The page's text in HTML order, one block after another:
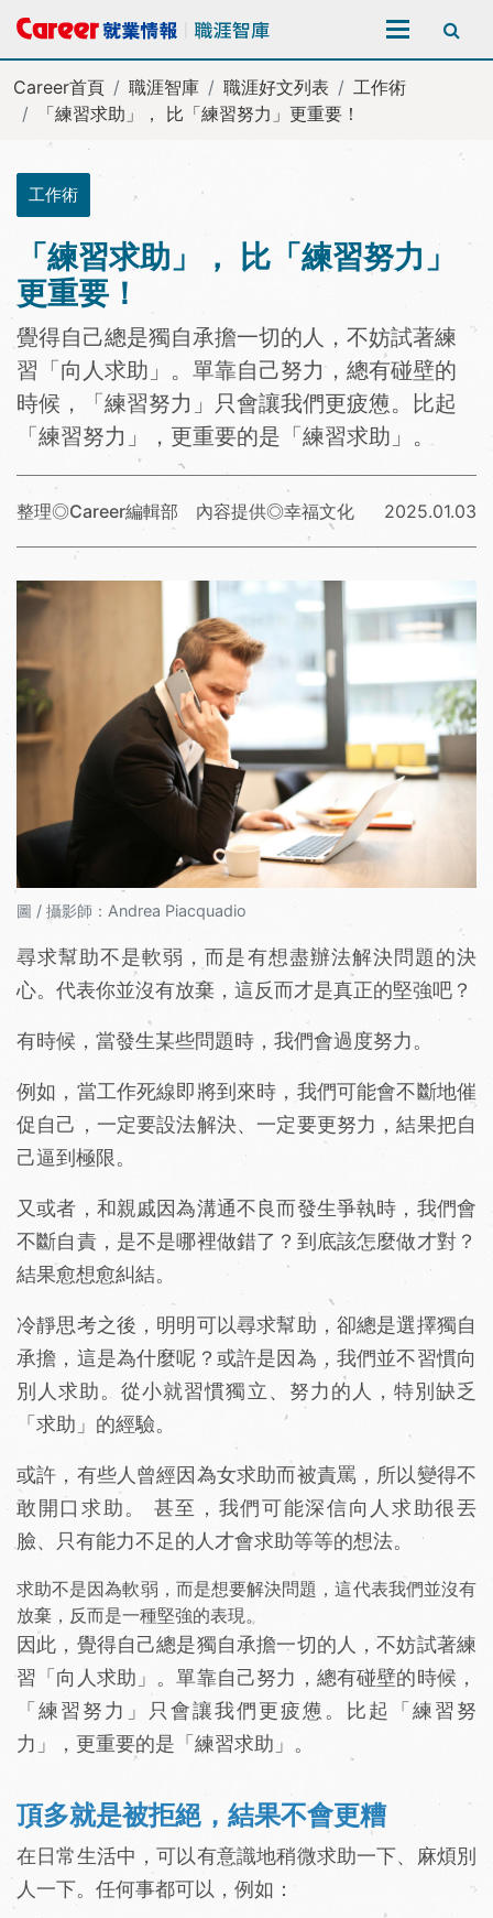
全站搜尋
Career首頁 職涯智庫 職涯好文列表
工作術
「練習求助」， 比「練習努力」更重要！
工作術
「練習求助」， 比「練習努力」
更重要！
覺得自己總是獨自承擔一切的人，不妨試著練
習「向人求助」。單靠自己努力，總有碰壁的
時候，「練習努力」只會讓我們更疲憊。比起
「練習努力」，更重要的是「練習求助」。
整理◎Career編輯部 內容提供◎幸福文化 2025.01.03
圖 / 攝影師：Andrea Piacquadio
尋求幫助不是軟弱，而是有想盡辦法解決問題的決
心。代表你並沒有放棄，這反而才是真正的堅強吧？
有時候，當發生某些問題時，我們會過度努力。
例如，當工作死線即將到來時，我們可能會不斷地催
促自己，一定要設法解決、一定要更努力，結果把自
己逼到極限。
又或者，和親戚因為溝通不良而發生爭執時，我們會
不斷自責，是不是哪裡做錯了？到底該怎麼做才對？
結果愈想愈糾結。
冷靜思考之後，明明可以尋求幫助，卻總是選擇獨自
承擔，這是為什麼呢？或許是因為，我們並不習慣向
別人求助。從小就習慣獨立、努力的人，特別缺乏
「求助」的經驗。
或許，有些人曾經因為女求助而被責罵，所以變得不
敢開口求助。 甚至，我們可能深信向人求助很丟
臉、只有能力不足的人才會求助等等的想法。
求助不是因為軟弱，而是想要解決問題，這代表我們並沒有
放棄，反而是一種堅強的表現。
因此，覺得自己總是獨自承擔一切的人，不妨試著練
習「向人求助」。單靠自己努力，總有碰壁的時候，
「練習努力」只會讓我們更疲憊。比起「練習努
力」，更重要的是「練習求助」。
頂多就是被拒絕，結果不會更糟
在日常生活中，可以有意識地稍微求助一下、麻煩別
人一下。任何事都可以，例如：